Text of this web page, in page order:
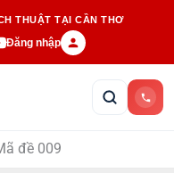
THUẬT TẠI CẦN THƠ
Đăng nhập
đề 009